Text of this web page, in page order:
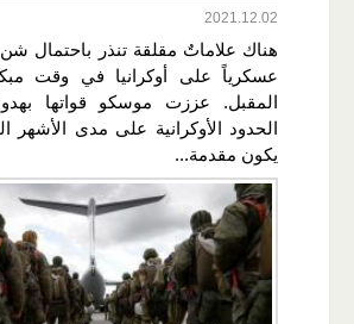
2021.12.02
هناك علاماتٌ مقلقة تنذر باحتمال
عسكرياً على أوكرانيا في وقت
المقبل. عززت موسكو قواتها
الحدود الأوكرانية على مدى الأشهر
يكون مقدمة...